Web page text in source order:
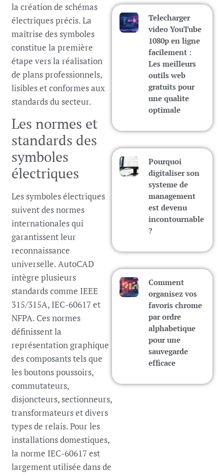
la création de schémas
électriques précis. La
maîtrise des symboles
constitue la première
étape vers la réalisation
de plans professionnels,
lisibles et conformes aux
standards du secteur.
Les normes et
standards des
symboles
électriques
Les symboles électriques
suivent des normes
internationales qui
garantissent leur
reconnaissance
universelle. AutoCAD
intègre plusieurs
standards comme IEEE
315/315A, IEC-60617 et
NFPA. Ces normes
définissent la
représentation graphique
des composants tels que
les boutons poussoirs,
commutateurs,
disjoncteurs, sectionneurs,
transformateurs et divers
types de relais. Pour les
installations domestiques,
la norme IEC-60617 est
largement utilisée dans de
Telecharger
video YouTube
1080p en ligne
facilement :
Les meilleurs
outils web
gratuits pour
une qualite
optimale
Pourquoi
digitaliser son
systeme de
management
est devenu
incontournable
?
Comment
organisez vos
favoris chrome
par ordre
alphabetique
pour une
sauvegarde
efficace